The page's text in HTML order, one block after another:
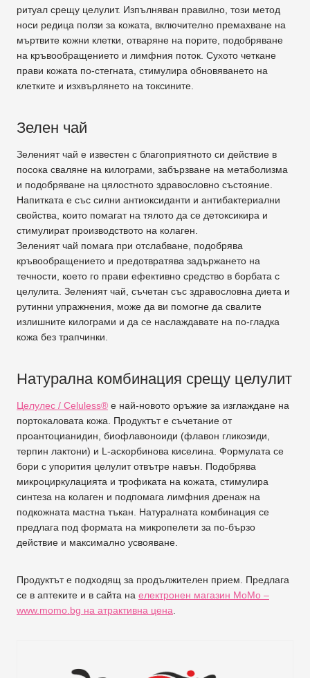
ритуал срещу целулит. Изпълняван правилно, този метод
носи редица ползи за кожата, включително премахване на
мъртвите кожни клетки, отваряне на порите, подобряване
на кръвообращението и лимфния поток. Сухото четкане
прави кожата по-стегната, стимулира обновяването на
клетките и изхвърлянето на токсините.
Зелен чай
Зеленият чай е известен с благоприятното си действие в
посока сваляне на килограми, забързване на метаболизма
и подобряване на цялостното здравословно състояние.
Напитката е със силни антиоксиданти и антибактериални
свойства, които помагат на тялото да се детоксикира и
стимулират производството на колаген.
Зеленият чай помага при отслабване, подобрява
кръвообращението и предотвратява задържането на
течности, което го прави ефективно средство в борбата с
целулита. Зеленият чай, съчетан със здравословна диета и
рутинни упражнения, може да ви помогне да свалите
излишните килограми и да се наслаждавате на по-гладка
кожа без трапчинки.
Натурална комбинация срещу целулит
Целулес / Celuless® е най-новото оръжие за изглаждане на
портокаловата кожа. Продуктът е съчетание от
проантоцианидин, биофлавоноиди (флавон гликозиди,
терпин лактони) и L-аскорбинова киселина. Формулата се
бори с упорития целулит отвътре навън. Подобрява
микроциркулацията и трофиката на кожата, стимулира
синтеза на колаген и подпомага лимфния дренаж на
подкожната мастна тъкан. Натуралната комбинация се
предлага под формата на микропелети за по-бързо
действие и максимално усвояване.
Продуктът е подходящ за продължителен прием. Предлага
се в аптеките и в сайта на електронен магазин МоМо –
www.momo.bg на атрактивна цена